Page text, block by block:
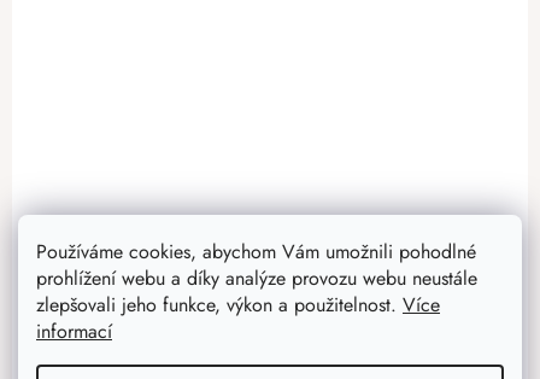
Používáme cookies, abychom Vám umožnili pohodlné
prohlížení webu a díky analýze provozu webu neustále
zlepšovali jeho funkce, výkon a použitelnost. Více
informací